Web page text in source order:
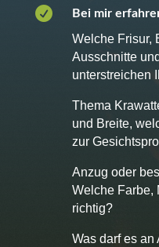
 Bei mir
Welche Frisur,
Ausschnitte
unterstreichen
Thema
und Breite,
zur
Anzug oder
Welche Farbe,
richtig?
Was darf es